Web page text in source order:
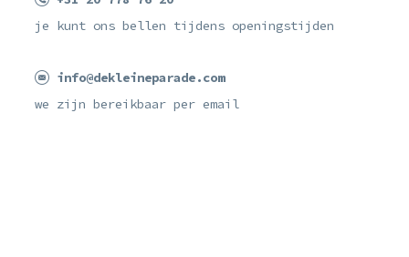
je kunt ons bellen tijdens openingstijden
info@dekleineparade.com
we zijn bereikbaar per email